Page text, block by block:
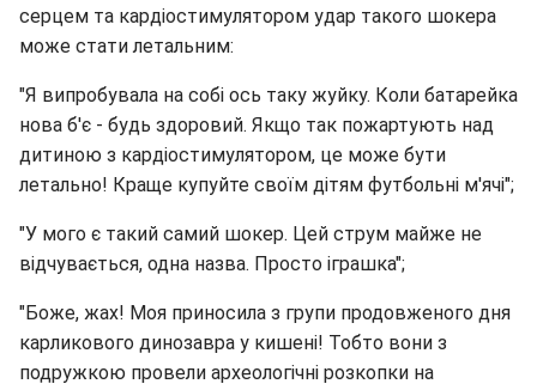
серцем та кардіостимулятором удар такого шокера
може стати летальним:
"Я випробувала на собі ось таку жуйку. Коли батарейка
нова б'є - будь здоровий. Якщо так пожартують над
дитиною з кардіостимулятором, це може бути
летально! Краще купуйте своїм дітям футбольні м'ячі";
"У мого є такий самий шокер. Цей струм майже не
відчувається, одна назва. Просто іграшка";
"Боже, жах! Моя приносила з групи продовженого дня
карликового динозавра у кишені! Тобто вони з
подружкою провели археологічні розкопки на